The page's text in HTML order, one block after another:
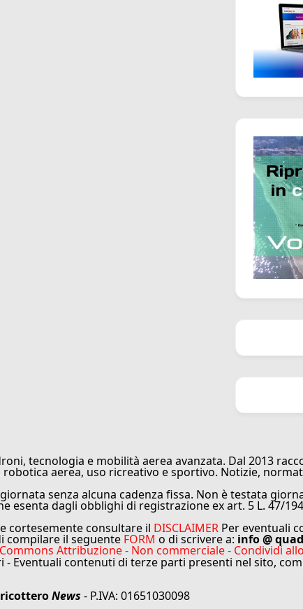
tecnologia e mobilità aerea avanzata. Dal 2013
aerea, uso ricreativo e sportivo. Notizie,
senza alcuna cadenza fissa. Non è testata
esenta dagli obblighi di registrazione ex art. 5 L. 47/
cortesemente consultare il DISCLAIMER Per eventuali
compilare il seguente FORM o di scrivere a: info @
Attribuzione - Non commerciale - Condividi
Eventuali contenuti di terze parti presenti nel sito,
News - P.IVA: 01651030098